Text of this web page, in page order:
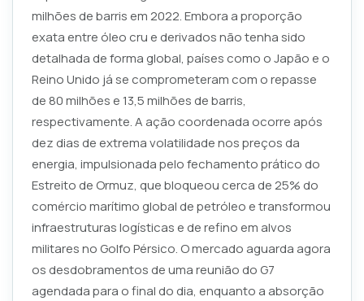
milhões de barris em 2022. Embora a proporção
exata entre óleo cru e derivados não tenha sido
detalhada de forma global, países como o Japão e o
Reino Unido já se comprometeram com o repasse
de 80 milhões e 13,5 milhões de barris,
respectivamente. A ação coordenada ocorre após
dez dias de extrema volatilidade nos preços da
energia, impulsionada pelo fechamento prático do
Estreito de Ormuz, que bloqueou cerca de 25% do
comércio marítimo global de petróleo e transformou
infraestruturas logísticas e de refino em alvos
militares no Golfo Pérsico. O mercado aguarda agora
os desdobramentos de uma reunião do G7
agendada para o final do dia, enquanto a absorção